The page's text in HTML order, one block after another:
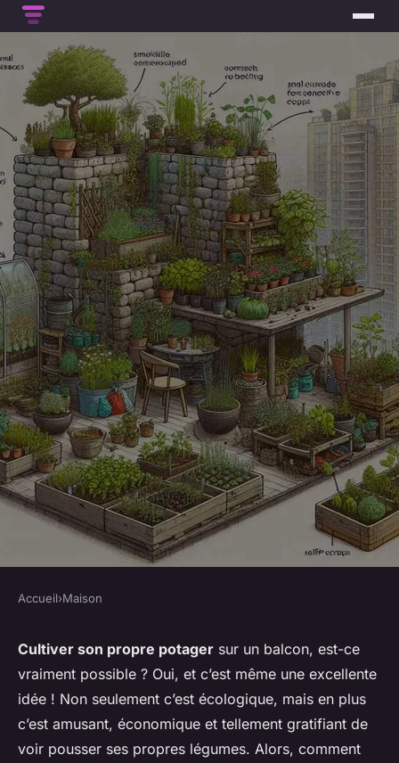
Comment utiliser des
techniques de permaculture
pour un jardin urbain sur un
petit balcon ?
Accueil›Maison
Cultiver son propre potager sur un balcon, est-ce
vraiment possible ? Oui, et c’est même une excellente
idée ! Non seulement c’est écologique, mais en plus
c’est amusant, économique et tellement gratifiant de
voir pousser ses propres légumes. Alors, comment